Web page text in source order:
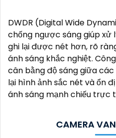
Camera Vantech là một
ninh hàng đầu tại Việt
công nghệ hiện đại và
an ninh và giám sát tốt
phòng hoặc doanh nghiệp
Vantech Việt Nam cung
camera giám sát chất
Vantech được sản xuất
DWDR (Digital Wide
chống ngược sáng giúp
ghi lại được nét hơn, rõ
ánh sáng khắc nghiệt.
cân bằng độ sáng giữa
lại hình ảnh sắc nét và ổn
ánh sáng mạnh chiếu trực
CAMERA